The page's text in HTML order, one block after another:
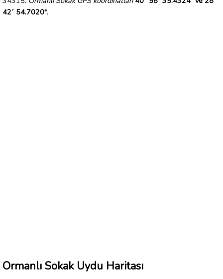
42´ 54.7020".
Ormanlı Sokak Uydu Haritası